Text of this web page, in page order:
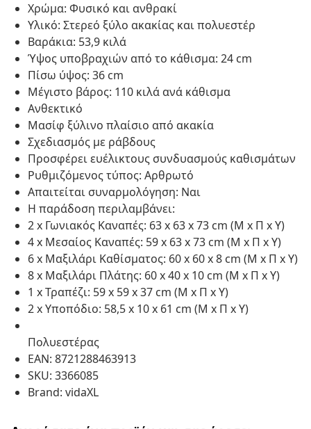
Χρώμα: Φυσικό και ανθρακί
Υλικό: Στερεό ξύλο ακακίας και πολυεστέρ
Βαράκια: 53,9 κιλά
Ύψος υποβραχιών από το κάθισμα: 24 cm
Πίσω ύψος: 36 cm
Μέγιστο βάρος: 110 κιλά ανά κάθισμα
Ανθεκτικό
Μασίφ ξύλινο πλαίσιο από ακακία
Σχεδιασμός με ράβδους
Προσφέρει ευέλικτους συνδυασμούς καθισμάτων
Ρυθμιζόμενος τύπος: Αρθρωτό
Απαιτείται συναρμολόγηση: Ναι
Η παράδοση περιλαμβάνει:
2 x Γωνιακός Καναπές: 63 x 63 x 73 cm (Μ x Π x Υ)
4 x Μεσαίος Καναπές: 59 x 63 x 73 cm (Μ x Π x Υ)
6 x Μαξιλάρι Καθίσματος: 60 x 60 x 8 cm (Μ x Π x Υ)
8 x Μαξιλάρι Πλάτης: 60 x 40 x 10 cm (Μ x Π x Υ)
1 x Τραπέζι: 59 x 59 x 37 cm (Μ x Π x Υ)
2 x Υποπόδιο: 58,5 x 10 x 61 cm (Μ x Π x Υ)
Πολυεστέρας
EAN: 8721288463913
SKU: 3366085
Brand: vidaXL